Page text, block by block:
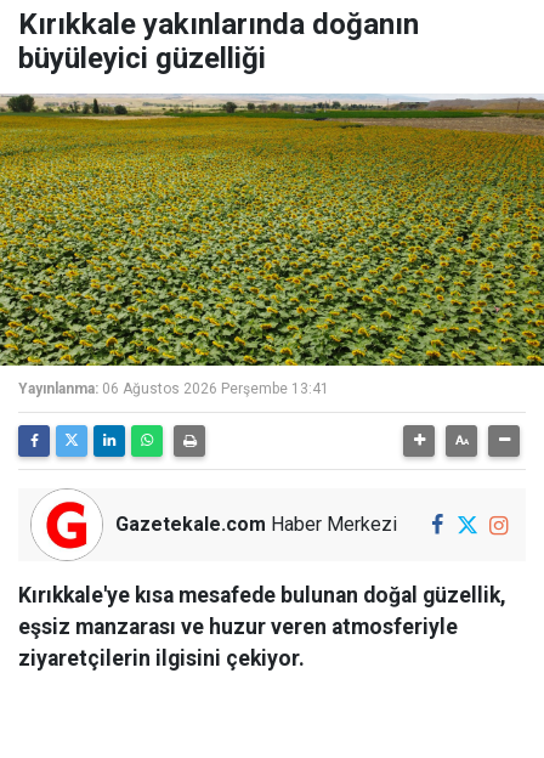
Kırıkkale yakınlarında doğanın
büyüleyici güzelliği
Yayınlanma: 06 Ağustos 2026 Perşembe 13:41
Gazetekale.com Haber Merkezi
Kırıkkale'ye kısa mesafede bulunan doğal güzellik,
eşsiz manzarası ve huzur veren atmosferiyle
ziyaretçilerin ilgisini çekiyor.